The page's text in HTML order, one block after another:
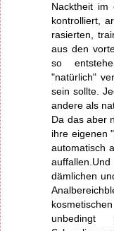
Nacktheit im
kontrolliert,
rasierten,
aus den
so
"natürlich"
sein sollte.
andere als
Da das aber
ihre eigenen
automatisch
dämlichen